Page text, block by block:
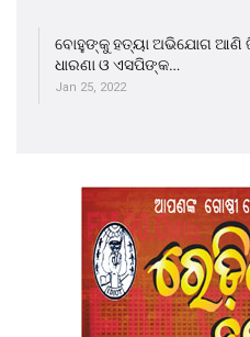
ବୋହୁଙ୍କୁ ହତ୍ୟା ଅଭିଯୋଗ ଆଣି
ଧାରଣା ଓ ଏସପିଙ୍କ…
Jan 25, 2022